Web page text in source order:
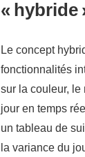
« hybride
Le concept
fonctionnalités
sur la couleur, le
jour en temps
un tableau de
la variance du